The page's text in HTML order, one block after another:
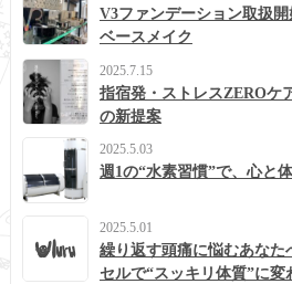
V3ファンデーション取扱
ベースメイク
2025.7.15
指宿発・ストレスZEROケ
の新提案
2025.5.03
週1の“水素習慣”で、心と
2025.5.01
繰り返す頭痛に悩むあな
セルで“スッキリ体質”に変